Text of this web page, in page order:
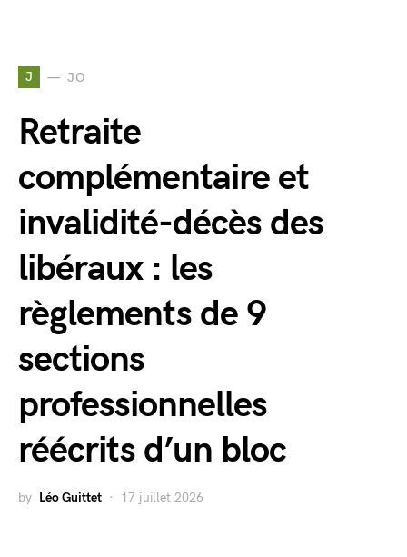
J JO
Retraite
complémentaire et
invalidité-décès des
libéraux : les
règlements de 9
sections
professionnelles
réécrits d’un bloc
by Léo Guittet 17 juillet 2026